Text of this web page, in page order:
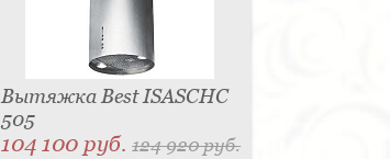
Вытяжка Best ISASCHC
505
104 100 руб.124 920 руб.